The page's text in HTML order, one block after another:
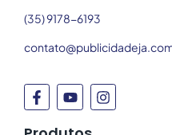
(35) 9178-6193